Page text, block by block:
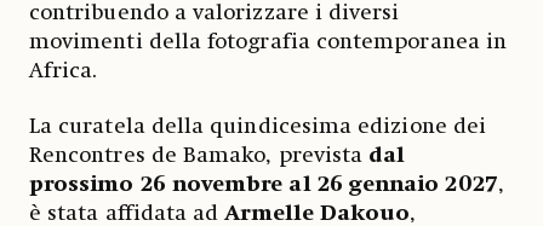
contribuendo a valorizzare i diversi
movimenti della fotografia contemporanea in
Africa.
La curatela della quindicesima edizione dei
Rencontres de Bamako, prevista dal
prossimo 26 novembre al 26 gennaio 2027,
è stata affidata adArmelle Dakouo,